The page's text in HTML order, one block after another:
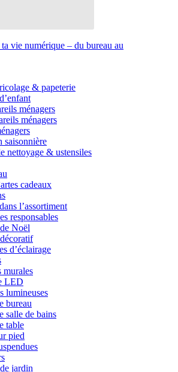
vie numérique – du bureau au
& papeterie
ménagers
ménagers
saisonnière
nettoyage & ustensiles
cadeaux
l’assortiment
responsables
Noël
d’éclairage
murales
LED
lumineuses
bureau
salle de bains
table
pied
jardin